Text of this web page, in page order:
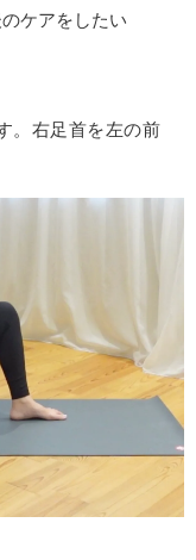
ケアをしたい
。右足首を左の前